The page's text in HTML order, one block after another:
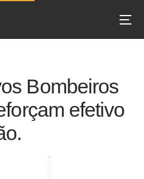
Bombeiros
efetivo